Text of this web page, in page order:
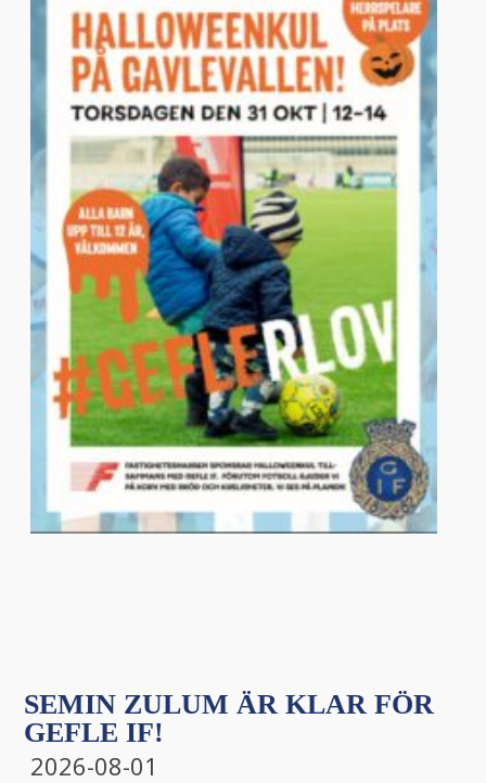
SEMIN ZULUM ÄR KLAR FÖR
GEFLE IF!
2026-08-01